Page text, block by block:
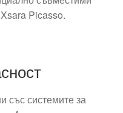
Picasso.
със системите за